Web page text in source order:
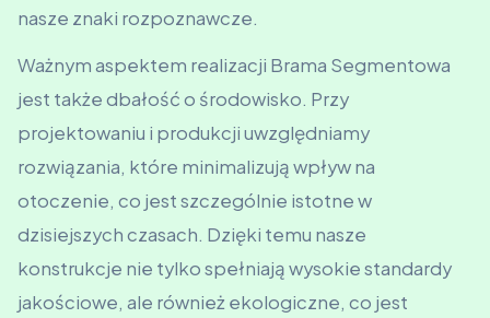
nasze znaki rozpoznawcze.
Ważnym aspektem realizacji Brama Segmentowa
jest także dbałość o środowisko. Przy
projektowaniu i produkcji uwzględniamy
rozwiązania, które minimalizują wpływ na
otoczenie, co jest szczególnie istotne w
dzisiejszych czasach. Dzięki temu nasze
konstrukcje nie tylko spełniają wysokie standardy
jakościowe, ale również ekologiczne, co jest